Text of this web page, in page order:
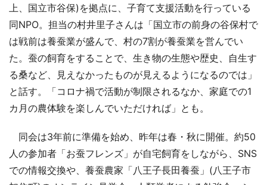
上、国立市谷保)を拠点に、子育て支援活動を行っている
同NPO。担当の村井里子さんは「国立市の前身の谷保村で
は戦前は養蚕業が盛んで、村の7割が養蚕業を営んでい
た。蚕の飼育をすることで、生き物の生態や歴史、自生す
る桑など、見えなかったものが見えるようになるのでは」
と話す。「コロナ禍で活動が制限されるなか、家庭での1
カ月の農体験を楽しんでいただければ」とも。
同会は3年前に準備を始め、昨年は春・秋に開催。約50
人の参加者「お蚕フレンズ」が自宅飼育をしながら、SNS
での情報交換や、養蚕農家「八王子長田養蚕」(八王子市